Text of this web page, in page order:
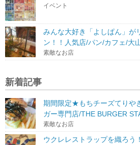
イベント
みんな大好き「よしぱん」が
ン！！人気店/パン/カフェ/大
素敵なお店
新着記事
期間限定★もちチーズてりや
ガー専門店/THE BURGER
素敵なお店
ウクレレストラップを織ろう